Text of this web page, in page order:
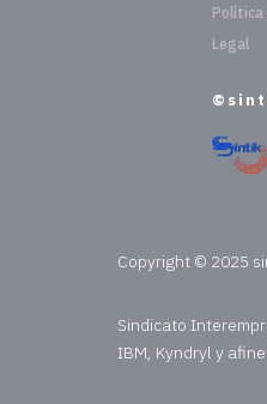
Política
Legal
Copyright © 2025
Sindicato
IBM, Kyndryl y